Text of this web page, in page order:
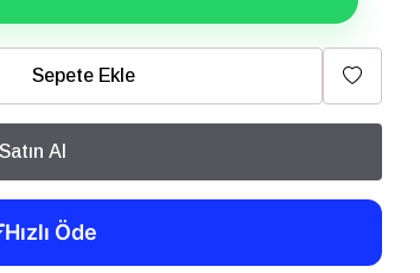
Sepete Ekle
Satın Al